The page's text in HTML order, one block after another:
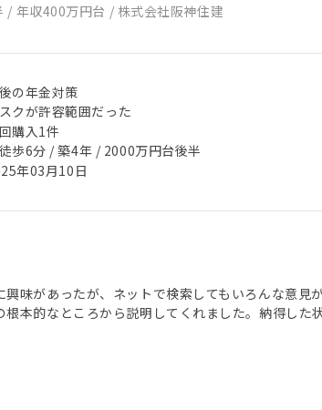
/ 年収400万円台 / 株式会社阪神住建
の年金対策
クが許容範囲だった
購入1件
歩6分 / 築4年 / 2000万円台後半
年03月10日
興味があったが、ネットで検索してもいろんな意
根本的なところから説明してくれました。納得した